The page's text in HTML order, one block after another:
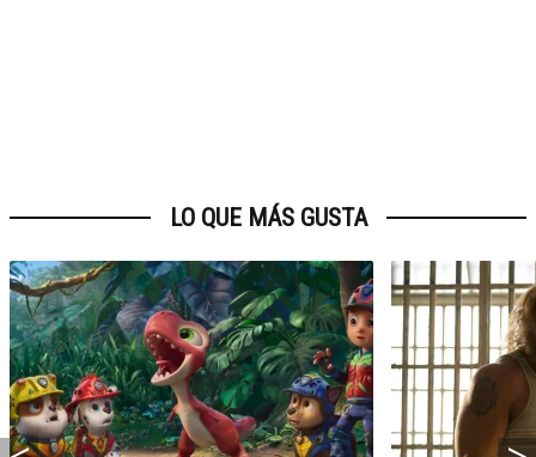
LO QUE MÁS GUSTA